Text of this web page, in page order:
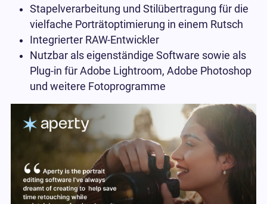
Stapelverarbeitung und Stilübertragung für die
vielfache Porträtoptimierung in einem Rutsch
Integrierter RAW-Entwickler
Nutzbar als eigenständige Software sowie als
Plug-in für Adobe Lightroom, Adobe Photoshop
und weitere Fotoprogramme